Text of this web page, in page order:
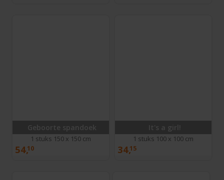
Geboorte spandoek
1 stuks 150 x 150 cm
54,10
It's a girl!
1 stuks 100 x 100 cm
34,15